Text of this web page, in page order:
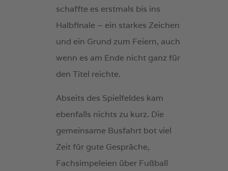
schaffte es erstmals bis ins
Halbfinale – ein starkes Zeichen
und ein Grund zum Feiern, auch
wenn es am Ende nicht ganz für
den Titel reichte.
Abseits des Spielfeldes kam
ebenfalls nichts zu kurz. Die
gemeinsame Busfahrt bot viel
Zeit für gute Gespräche,
Fachsimpeleien über Fußball